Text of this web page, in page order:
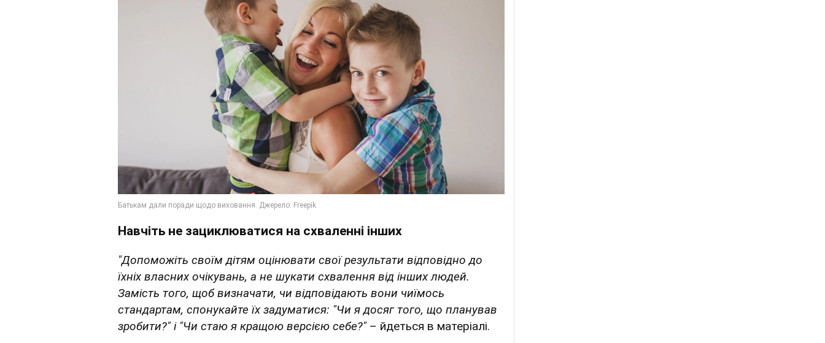
Навчіть не зациклюватися на схваленні інших
"Допоможіть своїм дітям оцінювати свої результати відповідно до
їхніх власних очікувань, а не шукати схвалення від інших людей.
Замість того, щоб визначати, чи відповідають вони чиїмось
стандартам, спонукайте їх задуматися: "Чи я досяг того, що планував
зробити?" і "Чи стаю я кращою версією себе?" – йдеться в матеріалі.